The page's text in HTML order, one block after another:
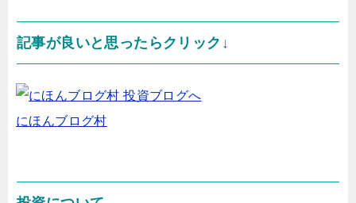
記事が良いと思ったらクリック↓
にほんブログ村